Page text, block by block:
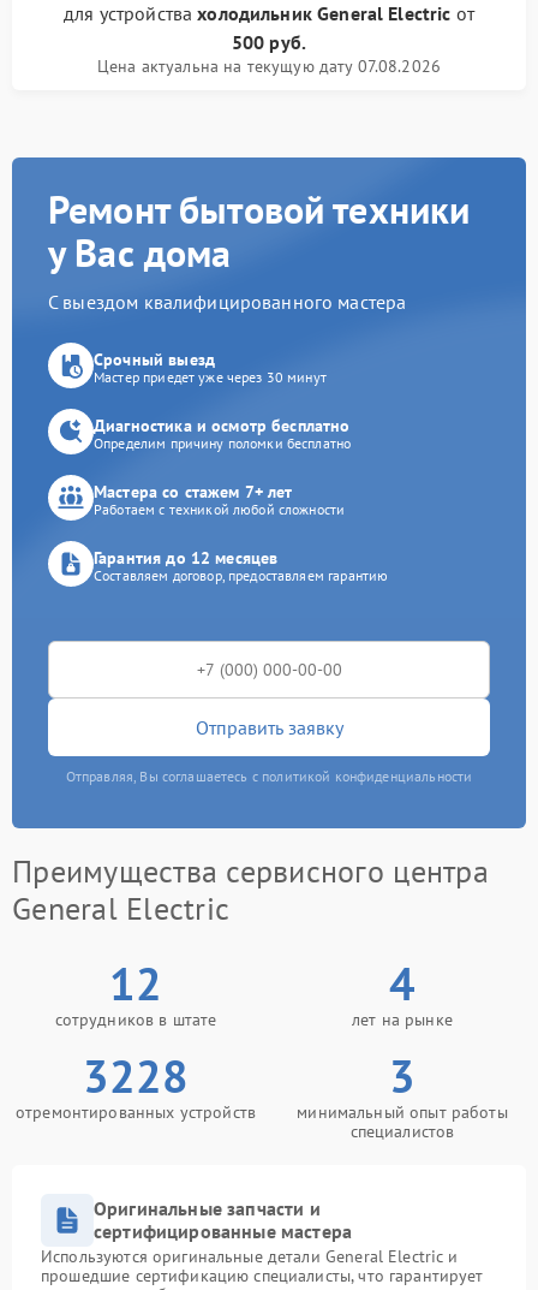
для устройствахолодильник General Electric от
500 руб.
Цена актуальна на текущую дату 07.08.2026
Ремонт бытовой техники
у Вас дома
С выездом квалифицированного мастера
Срочный выезд
Мастер приедет уже через 30 минут
Диагностика и осмотр бесплатно
Определим причину поломки бесплатно
Мастера со стажем 7+ лет
Работаем с техникой любой сложности
Гарантия до 12 месяцев
Составляем договор, предоставляем гарантию
Отправить заявку
Отправляя, Вы соглашаетесь с политикой конфиденциальности
Преимущества сервисного центра
General Electric
12
сотрудников в штате
4
лет на рынке
3228
отремонтированных устройств
3
минимальный опыт работы
специалистов
Оригинальные запчасти и
сертифицированные мастера
Используются оригинальные детали General Electric и
прошедшие сертификацию специалисты, что гарантирует